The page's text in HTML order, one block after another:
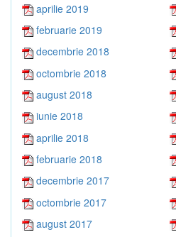
aprilie 2019
februarie 2019
decembrie 2018
octombrie 2018
august 2018
iunie 2018
aprilie 2018
februarie 2018
decembrie 2017
octombrie 2017
august 2017